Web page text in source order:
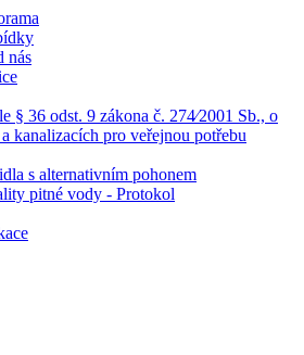
nás
§ 36 odst. 9 zákona č. 274⁄2001 Sb., o
kanalizacích pro veřejnou potřebu
s alternativním pohonem
pitné vody - Protokol